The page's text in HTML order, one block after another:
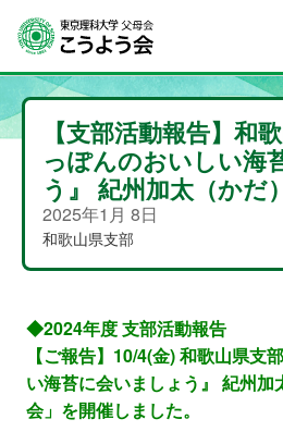
【支部活動報告】和
っぽんのおいしい海
う』 紀州加太（かだ
2025年1月 8日
和歌山県支部
◆2024年度 支部活動報告
【ご報告】10/4(金) 和歌山県支
い海苔に会いましょう』 紀州加
会」を開催しました。